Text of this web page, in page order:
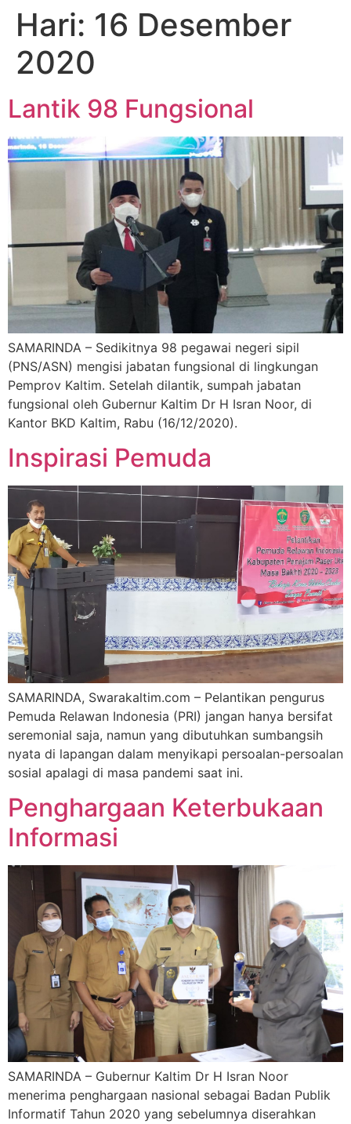
Hari: 16 Desember
2020
Lantik 98 Fungsional
SAMARINDA – Sedikitnya 98 pegawai negeri sipil
(PNS/ASN) mengisi jabatan fungsional di lingkungan
Pemprov Kaltim. Setelah dilantik, sumpah jabatan
fungsional oleh Gubernur Kaltim Dr H Isran Noor, di
Kantor BKD Kaltim, Rabu (16/12/2020).
Inspirasi Pemuda
SAMARINDA, Swarakaltim.com – Pelantikan pengurus
Pemuda Relawan Indonesia (PRI) jangan hanya bersifat
seremonial saja, namun yang dibutuhkan sumbangsih
nyata di lapangan dalam menyikapi persoalan-persoalan
sosial apalagi di masa pandemi saat ini.
Penghargaan Keterbukaan
Informasi
SAMARINDA – Gubernur Kaltim Dr H Isran Noor
menerima penghargaan nasional sebagai Badan Publik
Informatif Tahun 2020 yang sebelumnya diserahkan